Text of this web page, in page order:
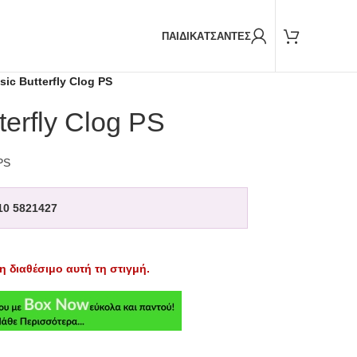
ΠΑΙΔΙΚΑΤΣΑΝΤΕΣ
Butterfly Clog PS
Clog PS
5821427
διαθέσιμο αυτή τη στιγμή.